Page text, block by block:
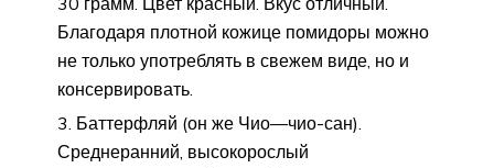
Благодаря плотной кожице помидоры можно
не только употреблять в свежем виде, но и
консервировать.
Баттерфляй (он же Чио—чио-сан).
Среднеранний, высокорослый